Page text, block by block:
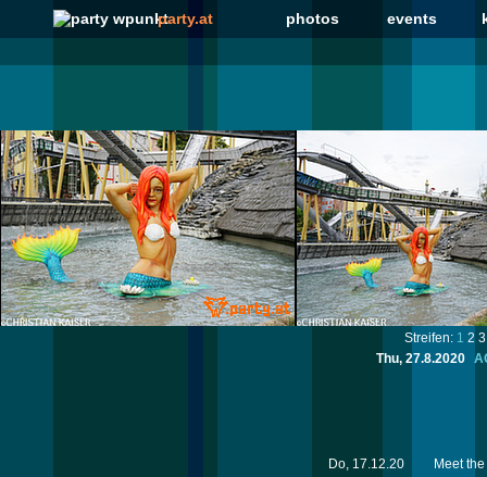
party.at photos events
Streifen: 1 2 3
Thu, 27.8.2020
Do, 17.12.20
Meet